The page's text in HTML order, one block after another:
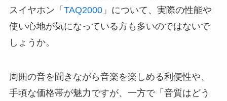
スイヤホン「 TAQ2000」について、実際の性能や
使い心地が気になっている方も多いのではないで
しょうか。
周囲の音を聞きながら音楽を楽しめる利便性や、
手頃な価格帯が魅力ですが、一方で「音質はどう